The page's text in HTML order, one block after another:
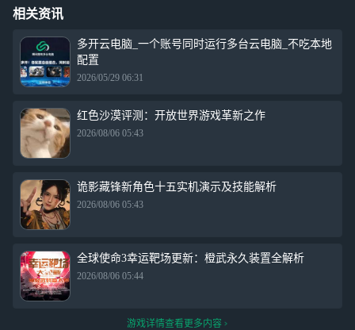
相关资讯
多开云电脑_一个账号同时运行多台云电脑_不吃本地
配置
2026/05/29 06:31
红色沙漠评测：开放世界游戏革新之作
2026/08/06 05:43
诡影藏锋新角色十五实机演示及技能解析
2026/08/06 05:43
全球使命3幸运靶场更新：橙武永久装置全解析
2026/08/06 05:44
游戏详情查看更多内容